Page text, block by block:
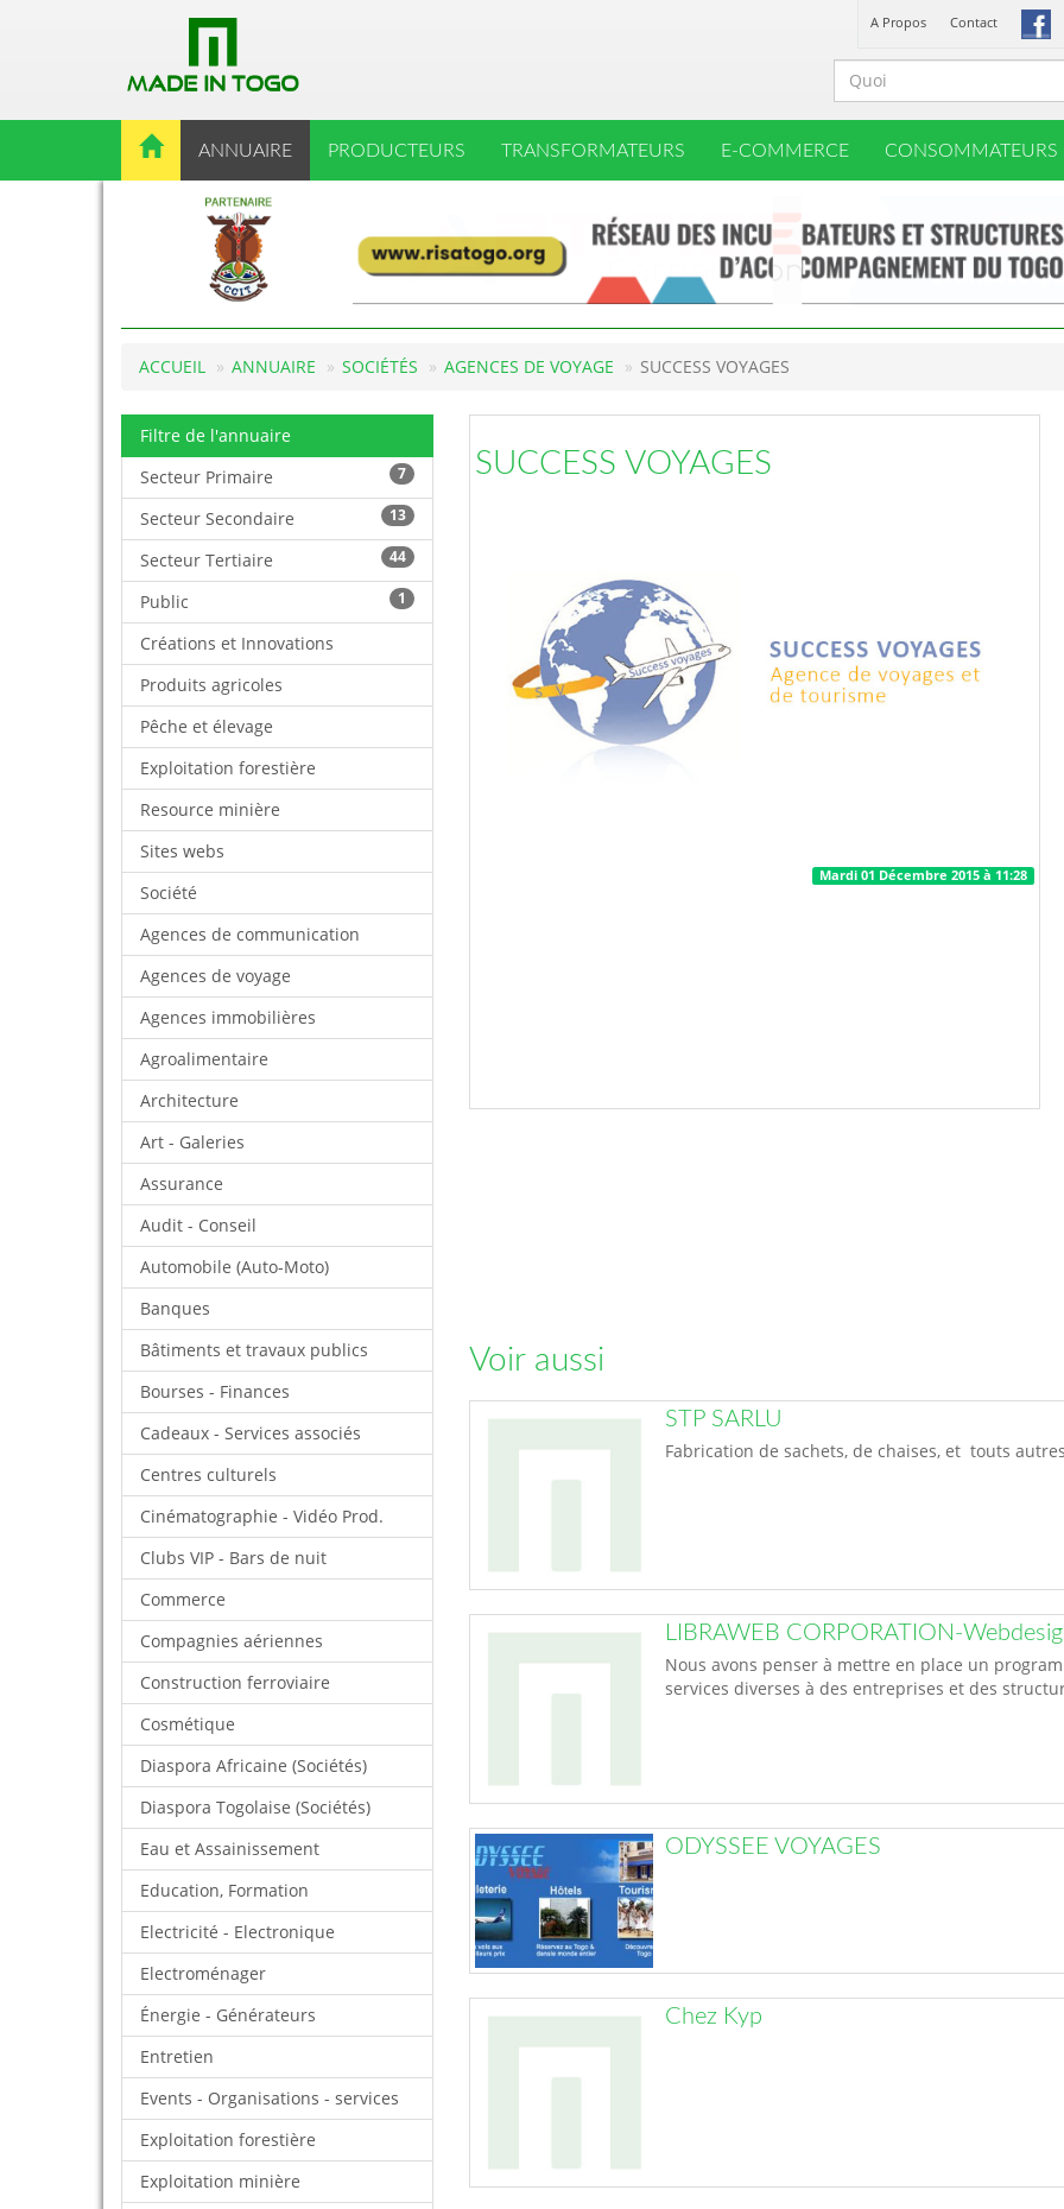
A Propos Contact
ANNUAIRE PRODUCTEURS TRANSFORMATEURS E-COMMERCE CONSOMMATEURS
ACCUEIL ANNUAIRE SOCIÉTÉS AGENCES DE VOYAGE SUCCESS VOYAGES
Filtre de l'annuaire
7
Secteur Primaire
13
Secteur Secondaire
44
Secteur Tertiaire
1
Public
Créations et Innovations
Produits agricoles
Pêche et élevage
Exploitation forestière
Resource minière
Sites webs
Société
Agences de communication
Agences de voyage
Agences immobilières
Agroalimentaire
Architecture
Art - Galeries
Assurance
Audit - Conseil
Automobile (Auto-Moto)
Banques
Bâtiments et travaux publics
Bourses - Finances
Cadeaux - Services associés
Centres culturels
Cinématographie - Vidéo Prod.
Clubs VIP - Bars de nuit
Commerce
Compagnies aériennes
Construction ferroviaire
Cosmétique
Diaspora Africaine (Sociétés)
Diaspora Togolaise (Sociétés)
Eau et Assainissement
Education, Formation
Electricité - Electronique
Electroménager
Énergie - Générateurs
Entretien
Events - Organisations - services
Exploitation forestière
Exploitation minière
SUCCESS VOYAGES
Mardi 01 Décembre 2015 à 11:28
Voir aussi
STP SARLU
Fabrication de sachets, de chaises, et touts
LIBRAWEB CORPORATION-
Nous avons penser à mettre en place un
services diverses à des entreprises et des
ODYSSEE VOYAGES
Chez Kyp